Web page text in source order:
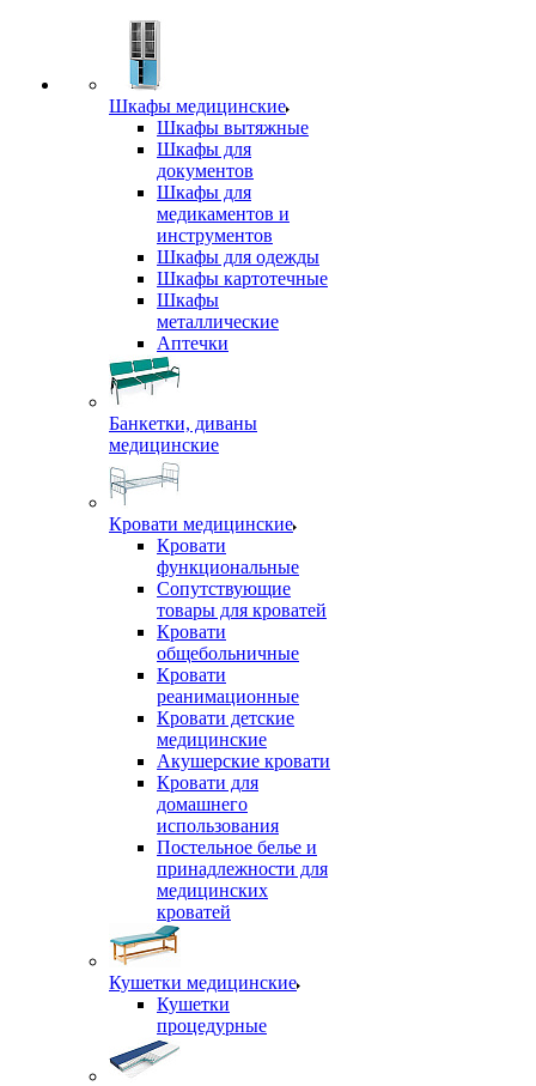
Шкафы медицинские
Шкафы вытяжные
Шкафы для
документов
Шкафы для
медикаментов и
инструментов
Шкафы для одежды
Шкафы картотечные
Шкафы
металлические
Аптечки
Банкетки, диваны
медицинские
Кровати медицинские
Кровати
функциональные
Сопутствующие
товары для кроватей
Кровати
общебольничные
Кровати
реанимационные
Кровати детские
медицинские
Акушерские кровати
Кровати для
домашнего
использования
Постельное белье и
принадлежности для
медицинских
кроватей
Кушетки медицинские
Кушетки
процедурные